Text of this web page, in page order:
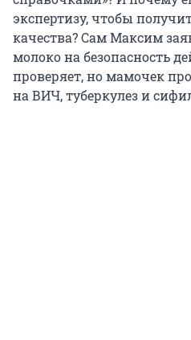
экспертизу, чтобы
качества? Сам Максим
молоко на безопасность
проверяет, но мамочек
на ВИЧ, туберкулез и